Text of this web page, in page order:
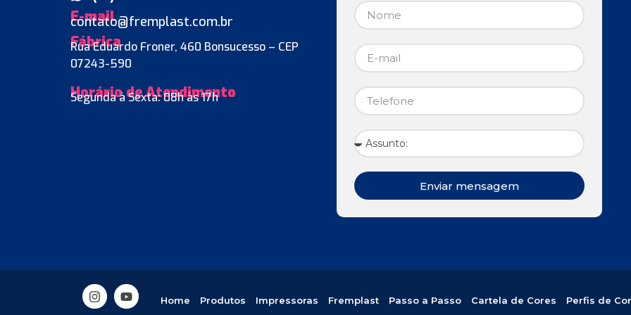
E-mail
contato@fremplast.com.br
Fábrica
Rua Eduardo Froner, 460 Bonsucesso – CEP
07243-590
Horário de Atendimento
Segunda à Sexta: 08h às 17h
Enviar mensagem
Home Produtos Impressoras Fremplast Passo a Passo Cartela de Cores Perfis de